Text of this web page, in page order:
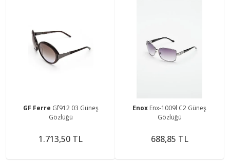
GF Ferre Gf912 03 Güneş
Gözlüğü
1.713,50 TL
Enox Enx-1009l C2 Güneş
Gözlüğü
688,85 TL